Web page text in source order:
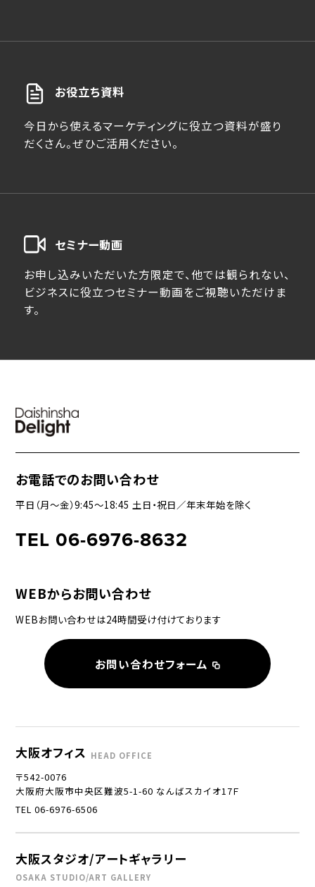
お役立ち資料
今日から使えるマーケティングに役立つ資料が盛り
だくさん。ぜひご活用ください。
セミナー動画
お申し込みいただいた方限定で、他では観られない、
ビジネスに役立つセミナー動画をご視聴いただけま
す。
お電話でのお問い合わせ
平日（月〜金）9:45〜18:45 土日・祝日／年末年始を除く
TEL 06-6976-8632
WEBからお問い合わせ
WEBお問い合わせは24時間受け付けております
お問い合わせフォーム
大阪オフィス HEAD OFFICE
〒542-0076
大阪府大阪市中央区難波5-1-60 なんばスカイオ17Ｆ
TEL 06-6976-6506
大阪スタジオ/アートギャラリー
OSAKA STUDIO/ART GALLERY